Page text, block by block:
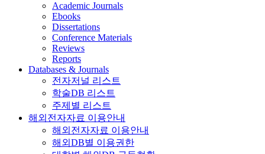
Academic Journals
Ebooks
Dissertations
Conference Materials
Reviews
Reports
Databases & Journals
전자저널 리스트
학술DB 리스트
주제별 리스트
해외전자자료 이용안내
해외전자자료 이용안내
해외DB별 이용권한